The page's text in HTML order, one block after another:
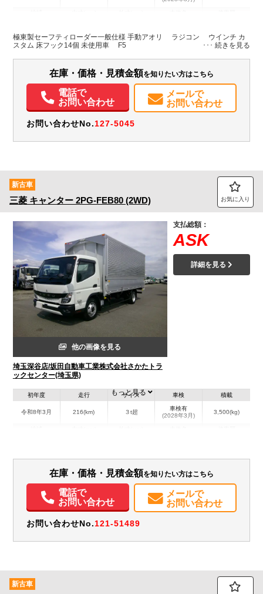
埼玉県
W:2,080
H:90
W:2,210
H:2,200
無
装備情報
極東製セーフティローダー一般仕様 手動アオリ ラジコン ウインチ カ
スタム 床フック14個 未使用車 F5
在庫・価格・見積金額を知りたい方はこちら
電話で
お問い合わせ
メールで
お問い合わせ
お問い合わせNo.127-5045
新古車
三菱 キャンター 2PG-FEB80 (2WD) お気に入り
他の画像を見る
埼玉深谷店/坂田自動車工業株式会社さかたトラ
ックセンター(埼玉県)
支払総額：
ASK
詳細を見る
初年度
令和8年3月
走行
216(km)
サイズ
３t超
車検
車検有
(2028年3月)
積載
3,500(kg)
装備情報
エアコン パワステ パワーウィンドウ ABS エアバッグ
電動格納ミラー
バックモニター
取扱説明書（一部含む） メンテナンスノート（保証書）
もっと見る
在庫・価格・見積金額を知りたい方はこちら
電話で
お問い合わせ
メールで
お問い合わせ
お問い合わせNo.121-51489
新古車